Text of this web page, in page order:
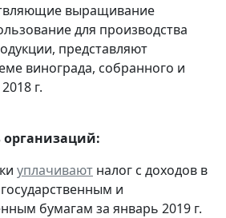
выращивание
для производства
представляют
винограда, собранного и
г.
уплачивают налог с доходов в
и
бумагам за январь 2019 г.